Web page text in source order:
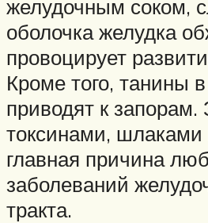
желудочным соком,
оболочка желудка
провоцирует
Кроме того, танины
приводят к
токсинами, шлаками
главная причина
заболеваний
тракта.